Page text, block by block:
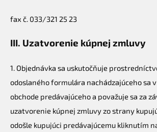
fax č. 033/321 25 23
III. Uzatvorenie kúpnej zmluvy
1. Objednávka sa uskutočňuje
odoslaného formulára nachádzajúceho sa
obchode predávajúceho a považuje sa za
uzatvorenie kúpnej zmluvy zo strany
odošle kupujúci predávajúcemu kliknutím